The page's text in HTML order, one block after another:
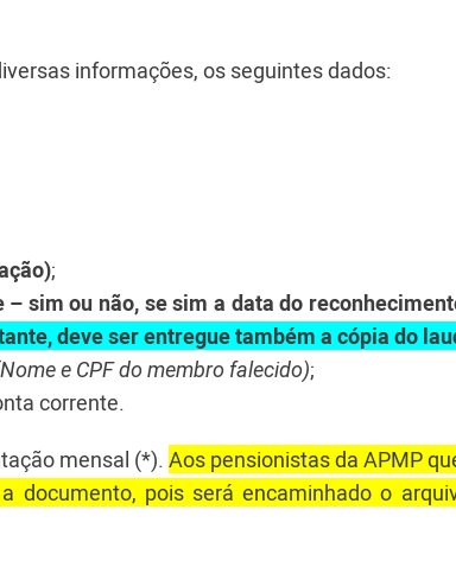
informações, os seguintes dados:
;
sim ou não, se sim a data do
deve ser entregue também a cópia do
e CPF do membro falecido);
corrente.
mensal (*). Aos pensionistas da APMP
documento, pois será encaminhado o